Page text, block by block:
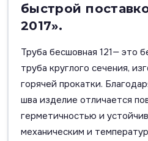
быстрой
2017».
Труба бесшовная 121— это
труба круглого сечения,
горячей прокатки.
шва изделие отличается
герметичностью и
механическим и